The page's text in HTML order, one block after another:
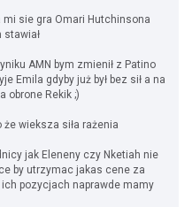
sie gra Omari Hutchinsona
stawiał
AMN bym zmienił z Patino
Emila gdyby już był bez sił a na
obrone Rekik ;)
że wieksza siła rażenia
jak Eleneny czy Nketiah nie
by utrzymac jakas cene za
pozycjach naprawde mamy